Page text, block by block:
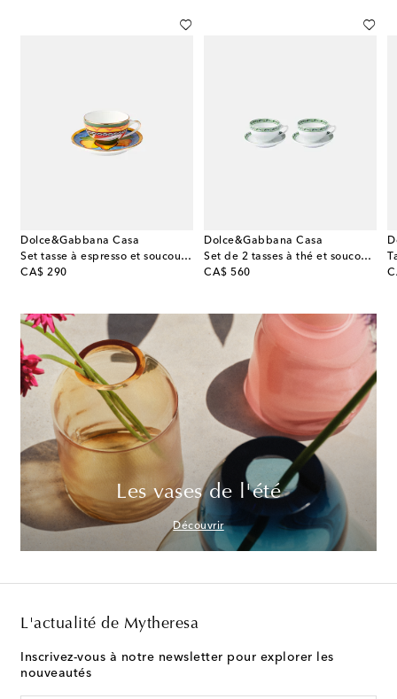
Dolce&Gabbana Casa
Set tasse à espresso et soucoupe en porcelaine
CA$ 290
original price
Dolce&Gabbana Casa
Set de 2 tasses à thé et soucoupes Majolica
CA$ 560
original price
Les vases de l'été
Découvrir
L'actualité de Mytheresa
Inscrivez-vous à notre newsletter pour explorer les
nouveautés